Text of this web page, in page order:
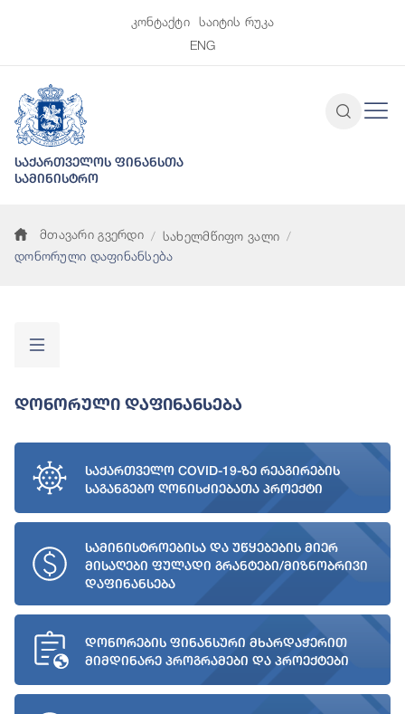
კონტაქტი
საიტის რუკა
ENG
საქართველოს ფინანსთა
სამინისტრო
მთავარი გვერდი
სახელმწიფო ვალი
დონორული დაფინანსება
Დონორული Დაფინანსება
საქართველო COVID-19-ზე რეაგირების
საგანგებო ღონისძიებათა პროექტი
სამინისტროებისა და უწყებების მიერ
მისაღები ფულადი გრანტები/მიზნობრივი
დაფინანსება
დონორების ფინანსური მხარდაჭერით
მიმდინარე პროგრამები და პროექტები